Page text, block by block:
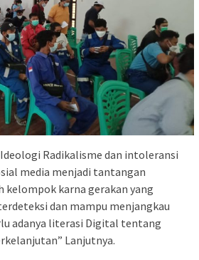
Radikalisme dan intoleransi
media menjadi tantangan
kelompok karna gerakan yang
dan mampu menjangkau
adanya literasi Digital tentang
Lanjutnya.